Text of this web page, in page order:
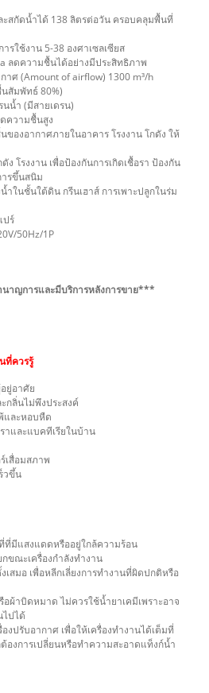
สกัดน้ำได้ 138 ลิตรต่อวัน ครอบคลุมพื้นที่
ใช้งาน 5-38 องศาเซลเซียส
ลดความชื้นได้อย่างมีประสิทธิภาพ
ศ (Amount of airflow) 1300 m³/h
สัมพัทธ์ 80%)
น้ำ (มีสายเดรน)
ความชื้นสูง
องอากาศภายในอาคาร โรงงาน โกดัง ให้
โรงงาน เพื่อป้องกันการเกิดเชื้อรา ป้องกัน
ารขึ้นสนิม
ำในชั้นใต้ดิน กรีนเฮาส์ การเพาะปลูกในร่ม
ปร์
50Hz/1P
าญการและมีบริการหลังการขาย***
ที่ควรรู้
ยู่อาศัย
กลิ่นไม่พึงประสงค์
และหอบหืด
าและแบคทีเรียในบ้าน
เสื่อมสภาพ
วขึ้น
ที่มีแสงแดดหรืออยู่ใกล้ความร้อน
ขณะเครื่องกำลังทำงาน
เสมอ เพื่อหลีกเลี่ยงการทำงานที่ผิดปกติหรือ
ผ้าบิดหมาด ไม่ควรใช้น้ำยาเคมีเพราะอาจ
ไปได้
งปรับอากาศ เพื่อให้เครื่องทำงานได้เต็มที่
องการเปลี่ยนหรือทำความสะอาดแท็งก์น้ำ